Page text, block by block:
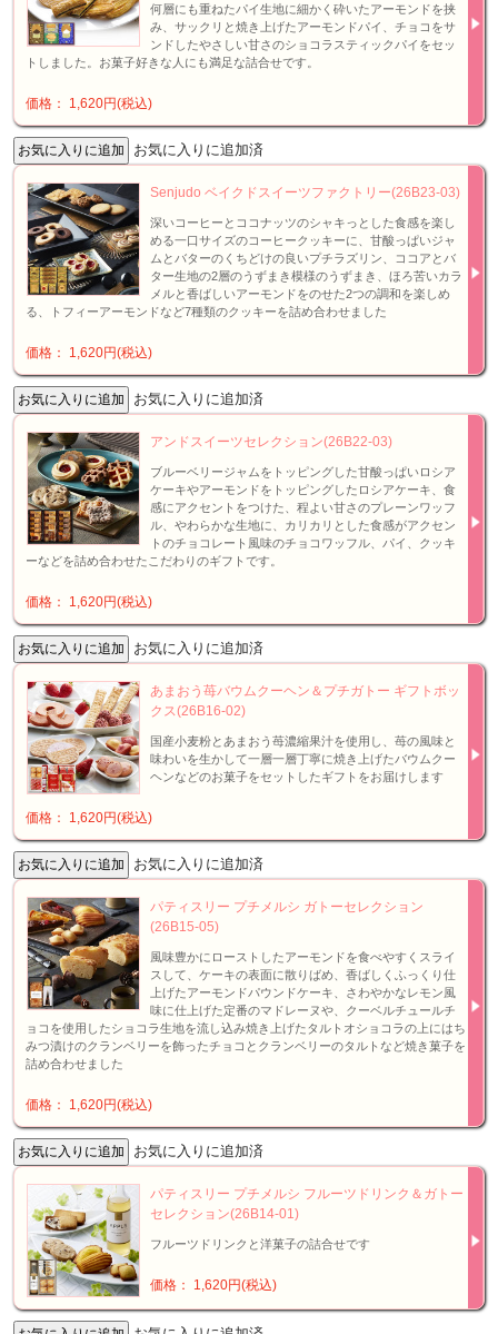
何層にも重ねたパイ生地に細かく砕いたアーモンドを挟
み、サックリと焼き上げたアーモンドパイ、チョコをサ
ンドしたやさしい甘さのショコラスティックパイをセッ
トしました。お菓子好きな人にも満足な詰合せです。
価格： 1,620円(税込)
お気に入りに追加済
Senjudo ベイクドスイーツファクトリー(26B23-03)
深いコーヒーとココナッツのシャキっとした食感を楽し
める一口サイズのコーヒークッキーに、甘酸っぱいジャ
ムとバターのくちどけの良いプチラズリン、ココアとバ
ター生地の2層のうずまき模様のうずまき、ほろ苦いカラ
メルと香ばしいアーモンドをのせた2つの調和を楽しめ
る、トフィーアーモンドなど7種類のクッキーを詰め合わせました
価格： 1,620円(税込)
お気に入りに追加済
アンドスイーツセレクション(26B22-03)
ブルーベリージャムをトッピングした甘酸っぱいロシア
ケーキやアーモンドをトッピングしたロシアケーキ、食
感にアクセントをつけた、程よい甘さのプレーンワッフ
ル、やわらかな生地に、カリカリとした食感がアクセン
トのチョコレート風味のチョコワッフル、パイ、クッキ
ーなどを詰め合わせたこだわりのギフトです。
価格： 1,620円(税込)
お気に入りに追加済
あまおう苺バウムクーヘン＆プチガトー ギフトボッ
クス(26B16-02)
国産小麦粉とあまおう苺濃縮果汁を使用し、苺の風味と
味わいを生かして一層一層丁寧に焼き上げたバウムクー
ヘンなどのお菓子をセットしたギフトをお届けします
価格： 1,620円(税込)
お気に入りに追加済
パティスリー プチメルシ ガトーセレクション
(26B15-05)
風味豊かにローストしたアーモンドを食べやすくスライ
スして、ケーキの表面に散りばめ、香ばしくふっくり仕
上げたアーモンドパウンドケーキ、さわやかなレモン風
味に仕上げた定番のマドレーヌや、クーベルチュールチ
ョコを使用したショコラ生地を流し込み焼き上げたタルトオショコラの上にはち
みつ漬けのクランベリーを飾ったチョコとクランベリーのタルトなど焼き菓子を
詰め合わせました
価格： 1,620円(税込)
お気に入りに追加済
パティスリー プチメルシ フルーツドリンク＆ガトー
セレクション(26B14-01)
フルーツドリンクと洋菓子の詰合せです
価格： 1,620円(税込)